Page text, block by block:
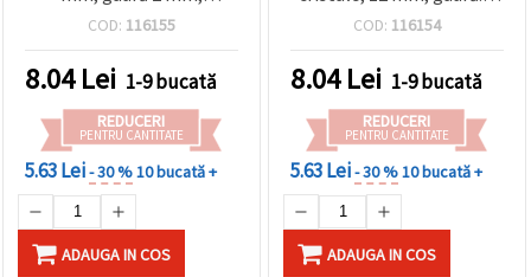
albastru închis
COD: 116155
8.04Lei 1-9 bucată
REDUCERI
PENTRU CANTITATE
5.63 Lei- 30 %10 bucată +
ADAUGA IN COS
mm, roșu – pentru
COD: 116154
8.04Lei 1-9 bucată
REDUCERI
PENTRU CANTITATE
5.63 Lei- 30 %10 bucată +
ADAUGA IN COS